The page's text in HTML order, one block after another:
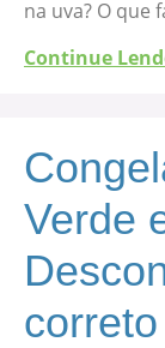
na uva? O que
Continue
Verde
correto